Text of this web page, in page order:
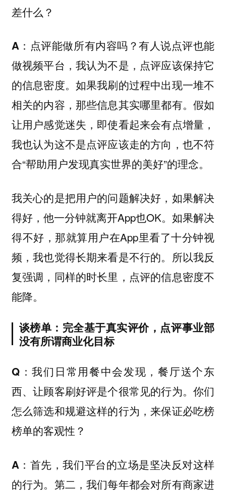
差什么？
A： 点评能做所有内容吗？有人说点评也能
做视频平台，我认为不是，点评应该保持它
的信息密度。如果我刷的过程中出现一堆不
相关的内容，那些信息其实哪里都有。假如
让用户感觉迷失，即使看起来会有点增量，
我也认为这不是点评应该走的方向，也不符
合“帮助用户发现真实世界的美好”的理念。
我关心的是把用户的问题解决好，如果解决
得好，他一分钟就离开App也OK。如果解决
得不好，那就算用户在App里看了十分钟视
频，我也觉得长期来看是不行的。所以我反
复强调，同样的时长里，点评的信息密度不
能降。
谈榜单：完全基于真实评价，点评事业部
没有所谓商业化目标
Q：我们日常用餐中会发现，餐厅送个东
西、让顾客刷好评是个很常见的行为。你们
怎么筛选和规避这样的行为，来保证必吃榜
榜单的客观性？
A： 首先，我们平台的立场是坚决反对这样
的行为。第二，我们每年都会对所有商家进